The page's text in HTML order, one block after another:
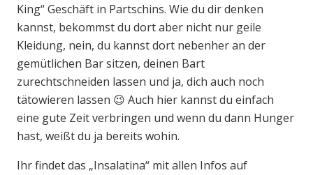
King“ Geschäft in Partschins. Wie du dir denken
kannst, bekommst du dort aber nicht nur geile
Kleidung, nein, du kannst dort nebenher an der
gemütlichen Bar sitzen, deinen Bart
zurechtschneiden lassen und ja, dich auch noch
tätowieren lassen 😉 Auch hier kannst du einfach
eine gute Zeit verbringen und wenn du dann Hunger
hast, weißt du ja bereits wohin.
Ihr findet das „Insalatina“ mit allen Infos auf